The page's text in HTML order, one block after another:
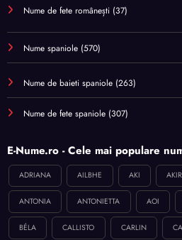
Nume de fete românești (37)
Nume spaniole (570)
Nume de baieti spaniole (263)
Nume de fete spaniole (307)
E-Nume.ro - Cele mai populare
ADRIANA AILBHE AKI
ANTONIA ANTONIETTA AOI
BÉLA CALLISTO CARLIN